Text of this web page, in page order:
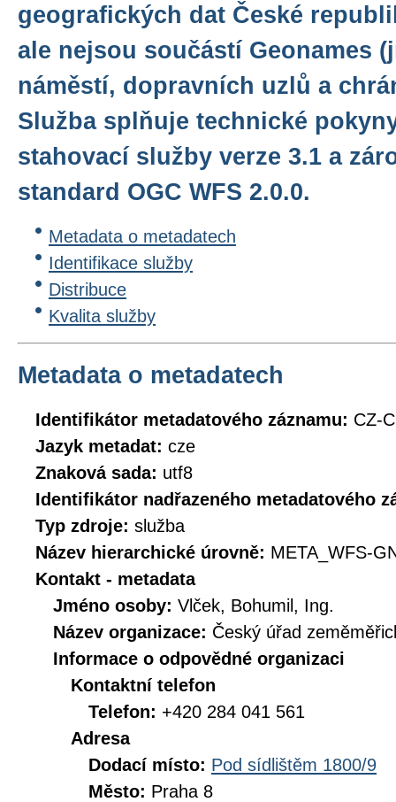
geografických dat České
ale nejsou součástí Geonames
náměstí, dopravních uzlů a
Služba splňuje technické
stahovací služby verze 3.1 a
standard OGC WFS 2.0.0.
Metadata o metadatech
Identifikace služby
Distribuce
Kvalita služby
Metadata o metadatech
Identifikátor metadatového záznamu: CZ-
Jazyk metadat: cze
Znaková sada: utf8
Identifikátor nadřazeného metadatového
Typ zdroje: služba
Název hierarchické úrovně: META_WFS-
Kontakt - metadata
Jméno osoby: Vlček, Bohumil, Ing.
Název organizace: Český úřad
Informace o odpovědné organizaci
Kontaktní telefon
Telefon: +420 284 041 561
Adresa
Dodací místo: Pod sídlištěm 1800/9
Město: Praha 8